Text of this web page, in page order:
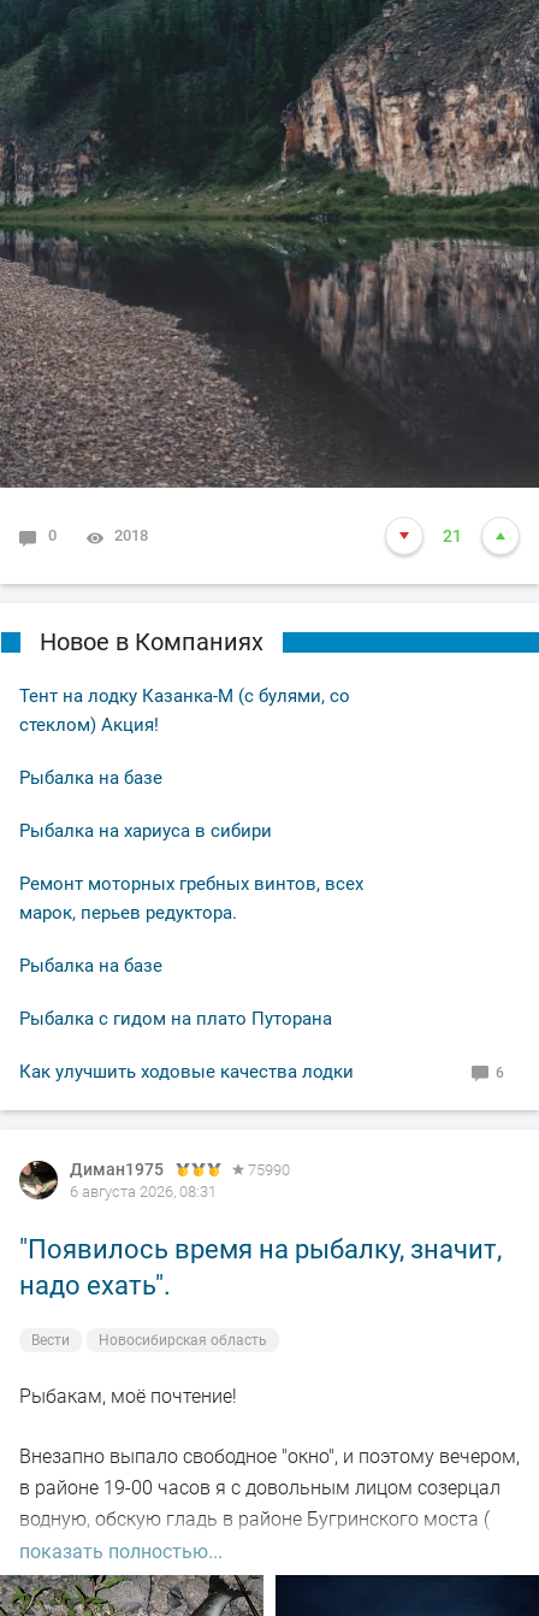
0 2018 21
Новое в Компаниях
Тент на лодку Казанка-М (с булями, со
стеклом) Акция!
Рыбалка на базе
Рыбалка на хариуса в сибири
Ремонт моторных гребных винтов, всех
марок, перьев редуктора.
Рыбалка на базе
Рыбалка с гидом на плато Путорана
Как улучшить ходовые качества лодки 6
Диман1975
75990
6 августа 2026, 08:31
"Появилось время на рыбалку, значит,
надо ехать".
Вести Новосибирская область
Рыбакам, моё почтение!
Внезапно выпало свободное "окно", и поэтому вечером,
в районе 19-00 часов я с довольным лицом созерцал
водную, обскую гладь в районе Бугринского моста (
правый берег).
Отдыхающего люда просто тьма, и на берегу ,и на
показать полностью...